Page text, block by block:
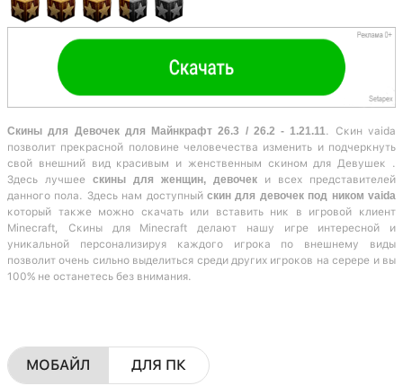
Скины для Девочек для Майнкрафт 26.3 / 26.2 - 1.21.11 . Скин vaida
позволит прекрасной половине человечества изменить и подчеркнуть
свой внешний вид красивым и женственным скином для Девушек .
Здесь лучшее скины для женщин, девочек и всех представителей
данного пола. Здесь нам доступныйскин для девочек под ником vaida
который также можно скачать или вставить ник в игровой клиент
Minecraft, Скины для Minecraft делают нашу игре интересной и
уникальной персонализируя каждого игрока по внешнему виды
позволит очень сильно выделиться среди других игроков на серере и вы
100% не останетесь без внимания.
МОБАЙЛ ДЛЯ ПК